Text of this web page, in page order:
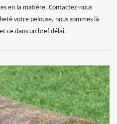
en la matière. Contactez-nous
votre pelouse, nous sommes là
ce dans un bref délai.